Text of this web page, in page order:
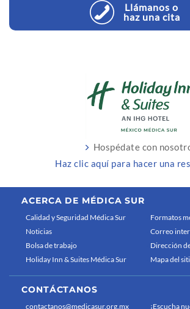
Llámanos o
haz una cita
Hospédate con
Haz clic aquí para hacer una
ACERCA DE MÉDICA SUR
Calidad y Seguridad Médica Sur
Noticias
Bolsa de trabajo
Holiday Inn & Suites Médica Sur
Formatos
Correo
Dirección
Mapa del
CONTÁCTANOS
contactanos@medicasur.org.mx ¡Escucha